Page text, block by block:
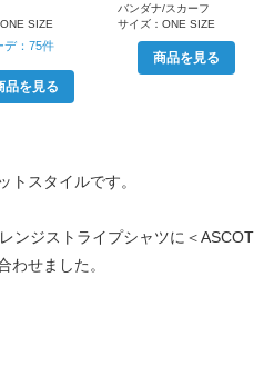
ONE SIZE
デ：75件
品を見る
バンダナ/スカーフ
サイズ： ONE SIZE
商品を見る
トスタイルです。
ンジストライプシャツに＜ASCOT
わせました。